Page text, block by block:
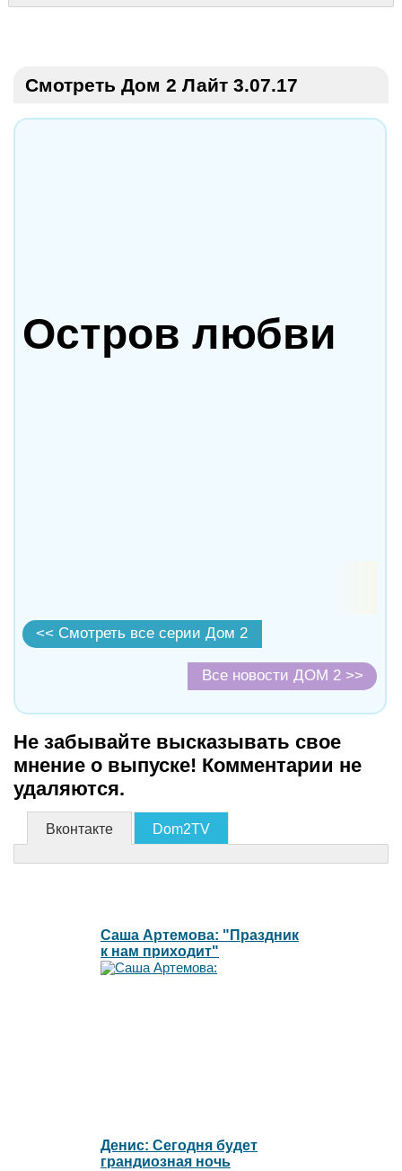
Смотреть Дом 2 Лайт 3.07.17
Остров любви
<< Смотреть все серии Дом 2
Все новости ДОМ 2 >>
Не забывайте высказывать свое
мнение о выпуске! Комментарии не
удаляются.
Вконтакте Dom2TV
Саша Артемова: "Праздник
к нам приходит"
Денис: Сегодня будет
грандиозная ночь